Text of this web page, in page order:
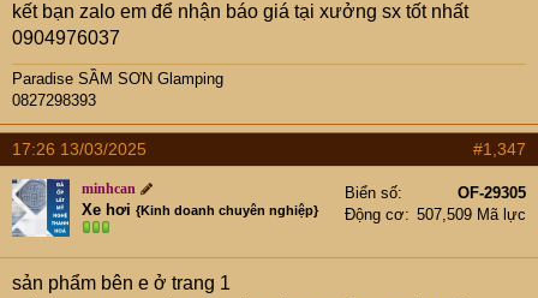
kết bạn zalo em để nhận báo giá tại xưởng sx tốt nhất
0904976037
Paradise SẦM SƠN Glamping
0827298393
17:26 13/03/2025 #1,347
minhcan
Xe hơi {Kinh doanh chuyên nghiệp}
Biển số
OF-29305
Động cơ
507,509 Mã lực
sản phẩm bên e ở trang 1